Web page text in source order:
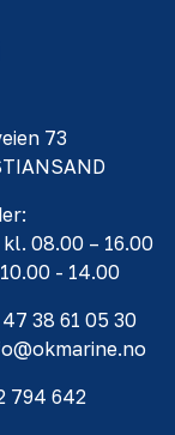
73
08.00 – 16.00
- 14.00
38 61 05 30
794 642